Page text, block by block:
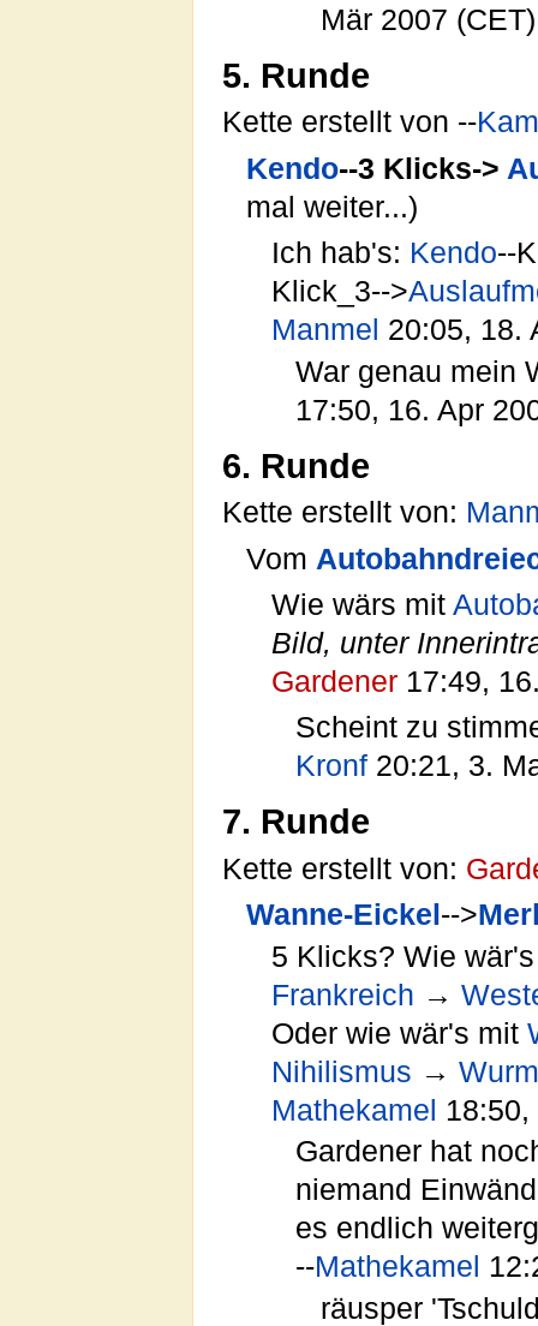
Mär 2007 (CET)
5. Runde
Kette erstellt von --
Kendo--3 Klicks->
mal weiter...)
Ich hab's: Kendo--
Klick_3-->
Manmel 20:05, 18.
War genau mein
17:50, 16. Apr
6. Runde
Kette erstellt von:
Vom
Wie wärs mit
Bild, unter
Gardener17:49,
Scheint zu
Kronf 20:21, 3.
7. Runde
Kette erstellt von:
Wanne-Eickel -->
5 Klicks? Wie
Frankreich →
Oder wie wär's mit
Nihilismus → Wurm
Mathekamel
Gardener hat
niemand
es endlich
--Mathekamel
räusper